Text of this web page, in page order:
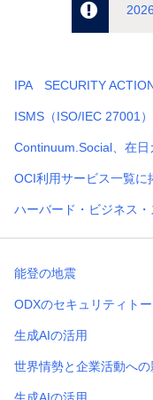
IPA SECURITY
ISMS（ISO/IEC 27001
Continuum.Social、在
OCI利用サービス一覧に
ハーバード・ビジネス
能登の地震
ODXのセキュリティト
生成AIの活用
世界情勢と企業活動への